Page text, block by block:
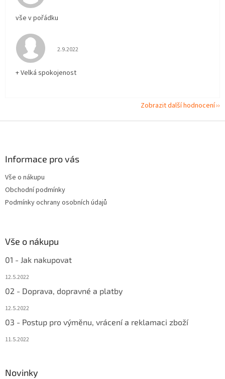
vše v pořádku
Hodnocení obchodu je 5 z 5 hvězdiček.
2.9.2022
+ Velká spokojenost
Zobrazit další hodnocení
Informace pro vás
Vše o nákupu
Obchodní podmínky
Podmínky ochrany osobních údajů
Vše o nákupu
01 - Jak nakupovat
12.5.2022
02 - Doprava, dopravné a platby
12.5.2022
03 - Postup pro výměnu, vrácení a reklamaci zboží
11.5.2022
Novinky